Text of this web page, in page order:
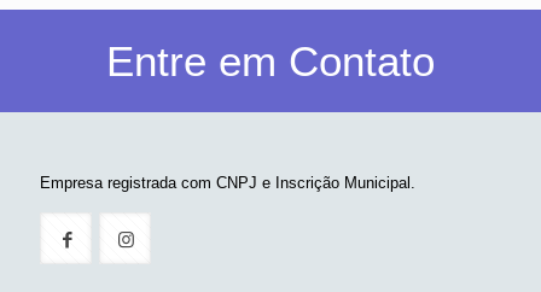
Entre em Contato
Empresa registrada com CNPJ e Inscrição Municipal.